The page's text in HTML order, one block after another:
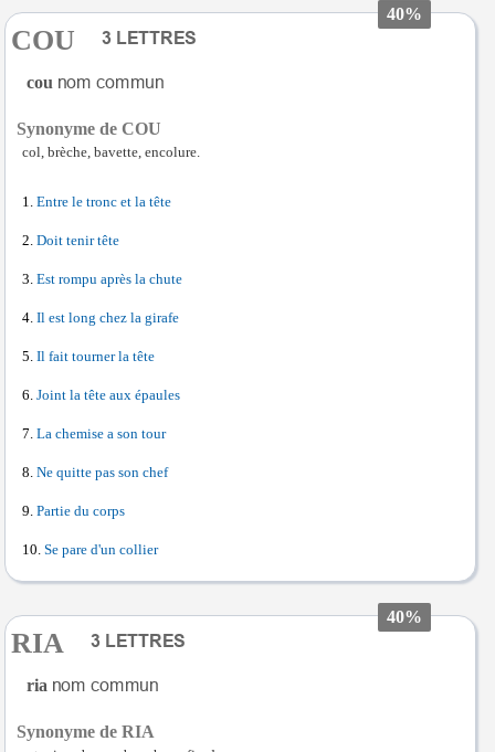
40%
COU
cou
Synonyme de COU
col, brèche, bavette, encolure.
Entre le tronc et la tête
Doit tenir tête
Est rompu après la chute
Il est long chez la girafe
Il fait tourner la tête
Joint la tête aux épaules
La chemise a son tour
Ne quitte pas son chef
Partie du corps
Se pare d'un collier
40%
RIA
ria
Synonyme de RIA